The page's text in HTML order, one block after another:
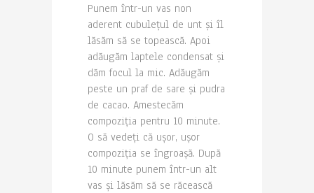
Punem într-un vas non
aderent cubulețul de unt și îl
lăsăm să se topească. Apoi
adăugăm laptele condensat și
dăm focul la mic. Adăugăm
peste un praf de sare și pudra
de cacao. Amestecăm
compoziția pentru 10 minute.
O să vedeți că ușor, ușor
compoziția se îngroașă. După
10 minute punem într-un alt
vas și lăsăm să se răcească